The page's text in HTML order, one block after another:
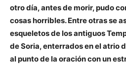
otro día, antes de morir, pudo
cosas horribles. Entre otras se
esqueletos de los antiguos
de Soria, enterrados en el atrio
al punto de la oración con un